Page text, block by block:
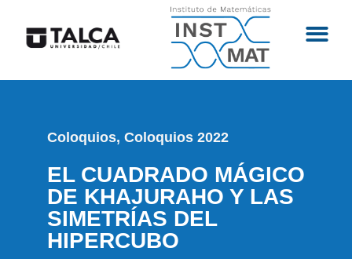
Coloquios, Coloquios 2022
EL CUADRADO MÁGICO
DE KHAJURAHO Y LAS
SIMETRÍAS DEL
HIPERCUBO